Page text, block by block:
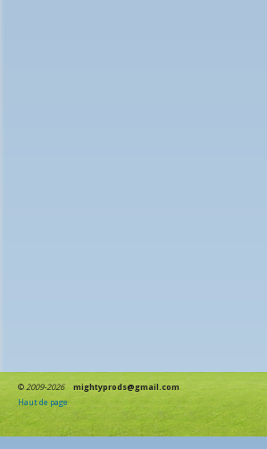
©2009-2026
mightyprods@gmail.com
Haut de page